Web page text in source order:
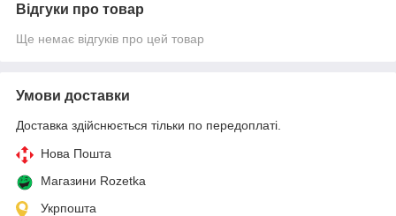
Відгуки про товар
Ще немає відгуків про цей товар
Умови доставки
Доставка здійснюється тільки по передоплаті.
Нова Пошта
Магазини Rozetka
Укрпошта